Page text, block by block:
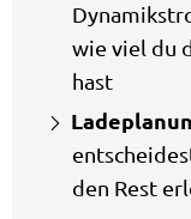
wie viel du
hast
den Rest